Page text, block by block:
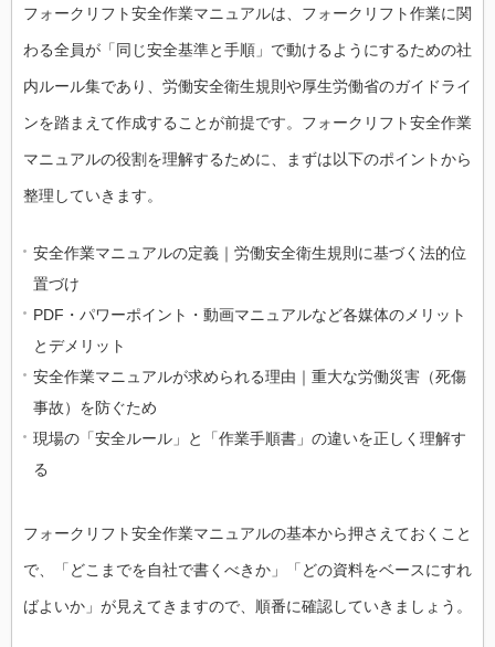
フォークリフト安全作業マニュアルは、フォークリフト作業に関
わる全員が「同じ安全基準と手順」で動けるようにするための社
内ルール集であり、労働安全衛生規則や厚生労働省のガイドライ
ンを踏まえて作成することが前提です。フォークリフト安全作業
マニュアルの役割を理解するために、まずは以下のポイントから
整理していきます。
安全作業マニュアルの定義｜労働安全衛生規則に基づく法的位
置づけ
PDF・パワーポイント・動画マニュアルなど各媒体のメリット
とデメリット
安全作業マニュアルが求められる理由｜重大な労働災害（死傷
事故）を防ぐため
現場の「安全ルール」と「作業手順書」の違いを正しく理解す
る
フォークリフト安全作業マニュアルの基本から押さえておくこと
で、「どこまでを自社で書くべきか」「どの資料をベースにすれ
ばよいか」が見えてきますので、順番に確認していきましょう。